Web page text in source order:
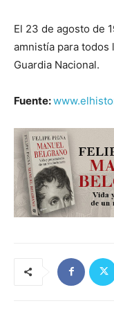
El 23 de agosto de
amnistía para
Guardia Nacional.
Fuente: